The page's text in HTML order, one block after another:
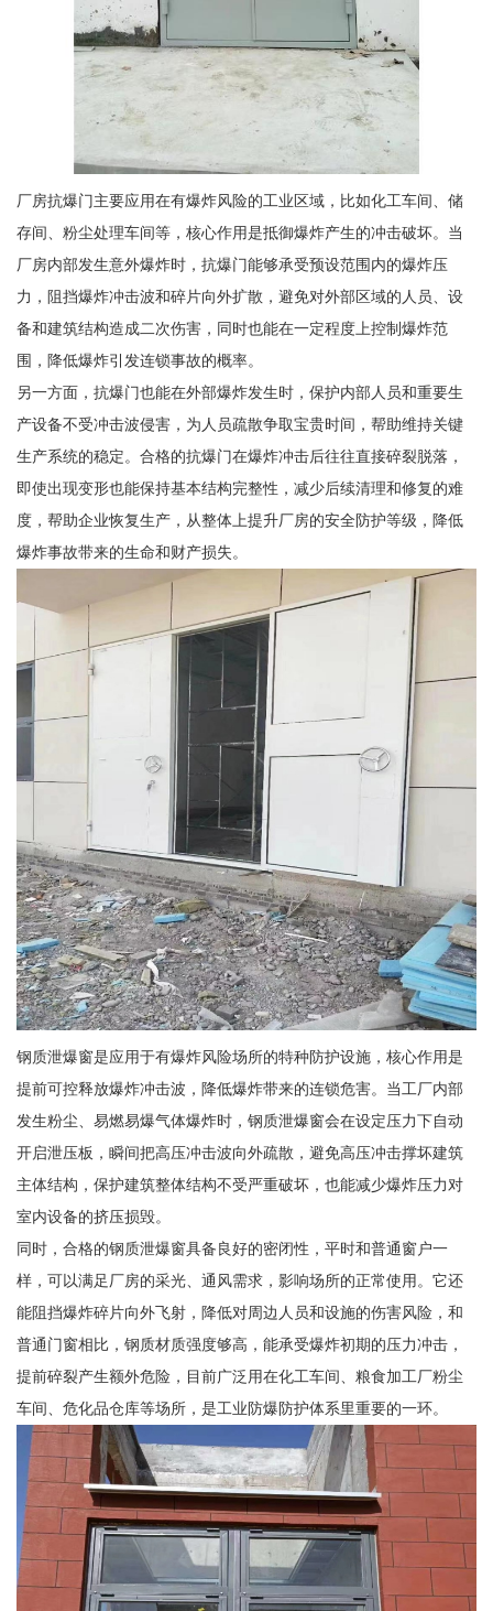
厂房抗爆门主要应用在有爆炸风险的工业区域，比如化工车间、储
存间、粉尘处理车间等，核心作用是抵御爆炸产生的冲击破坏。当
厂房内部发生意外爆炸时，抗爆门能够承受预设范围内的爆炸压
力，阻挡爆炸冲击波和碎片向外扩散，避免对外部区域的人员、设
备和建筑结构造成二次伤害，同时也能在一定程度上控制爆炸范
围，降低爆炸引发连锁事故的概率。
另一方面，抗爆门也能在外部爆炸发生时，保护内部人员和重要生
产设备不受冲击波侵害，为人员疏散争取宝贵时间，帮助维持关键
生产系统的稳定。合格的抗爆门在爆炸冲击后往往直接碎裂脱落，
即使出现变形也能保持基本结构完整性，减少后续清理和修复的难
度，帮助企业恢复生产，从整体上提升厂房的安全防护等级，降低
爆炸事故带来的生命和财产损失。
钢质泄爆窗是应用于有爆炸风险场所的特种防护设施，核心作用是
提前可控释放爆炸冲击波，降低爆炸带来的连锁危害。当工厂内部
发生粉尘、易燃易爆气体爆炸时，钢质泄爆窗会在设定压力下自动
开启泄压板，瞬间把高压冲击波向外疏散，避免高压冲击撑坏建筑
主体结构，保护建筑整体结构不受严重破坏，也能减少爆炸压力对
室内设备的挤压损毁。
同时，合格的钢质泄爆窗具备良好的密闭性，平时和普通窗户一
样，可以满足厂房的采光、通风需求，影响场所的正常使用。它还
能阻挡爆炸碎片向外飞射，降低对周边人员和设施的伤害风险，和
普通门窗相比，钢质材质强度够高，能承受爆炸初期的压力冲击，
提前碎裂产生额外危险，目前广泛用在化工车间、粮食加工厂粉尘
车间、危化品仓库等场所，是工业防爆防护体系里重要的一环。